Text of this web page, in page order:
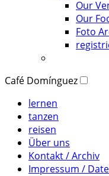
Our
Our
Foto
Café Domínguez
lernen
tanzen
reisen
Über uns
Kontakt / Archiv
Impressum /